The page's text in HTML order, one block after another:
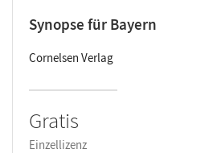
Synopse für Bayern
Cornelsen Verlag
Gratis
Einzellizenz